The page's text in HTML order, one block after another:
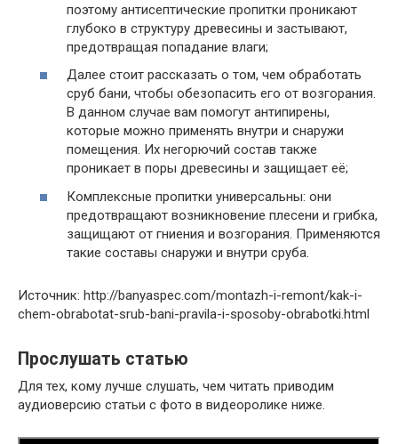
поэтому антисептические пропитки проникают
глубоко в структуру древесины и застывают,
предотвращая попадание влаги;
Далее стоит рассказать о том, чем обработать
сруб бани, чтобы обезопасить его от возгорания.
В данном случае вам помогут антипирены,
которые можно применять внутри и снаружи
помещения. Их негорючий состав также
проникает в поры древесины и защищает её;
Комплексные пропитки универсальны: они
предотвращают возникновение плесени и грибка,
защищают от гниения и возгорания. Применяются
такие составы снаружи и внутри сруба.
Источник: http://banyaspec.com/montazh-i-remont/kak-i-
chem-obrabotat-srub-bani-pravila-i-sposoby-obrabotki.html
Прослушать статью
Для тех, кому лучше слушать, чем читать приводим
аудиоверсию статьи с фото в видеоролике ниже.